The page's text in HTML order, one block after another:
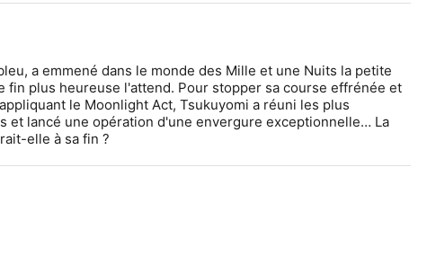
a emmené dans le monde des Mille et une Nuits la petite
fin plus heureuse l'attend. Pour stopper sa course effrénée et
le Moonlight Act, Tsukuyomi a réuni les plus
et lancé une opération d'une envergure exceptionnelle… La
elle à sa fin ?